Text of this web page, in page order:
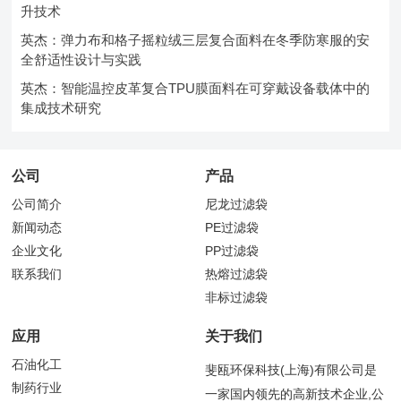
升技术
英杰：弹力布和格子摇粒绒三层复合面料在冬季防寒服的安
全舒适性设计与实践
英杰：智能温控皮革复合TPU膜面料在可穿戴设备载体中的
集成技术研究
公司
公司简介
新闻动态
企业文化
联系我们
产品
尼龙过滤袋
PE过滤袋
PP过滤袋
热熔过滤袋
非标过滤袋
应用
石油化工
制药行业
关于我们
斐瓯环保科技(上海)有限公司是
一家国内领先的高新技术企业,公